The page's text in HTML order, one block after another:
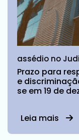
assédio no
Prazo para
e
se em 19 de
Leia mais